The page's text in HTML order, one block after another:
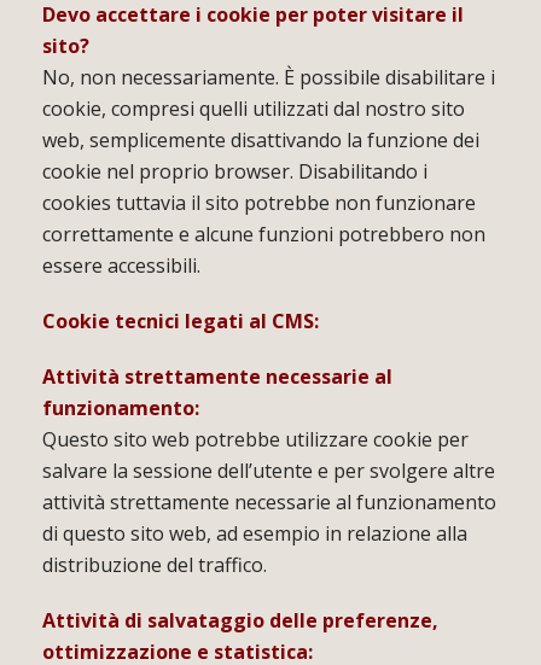
Devo accettare i cookie per poter visitare il
sito?
No, non necessariamente. È possibile disabilitare i
cookie, compresi quelli utilizzati dal nostro sito
web, semplicemente disattivando la funzione dei
cookie nel proprio browser. Disabilitando i
cookies tuttavia il sito potrebbe non funzionare
correttamente e alcune funzioni potrebbero non
essere accessibili.
Cookie tecnici legati al CMS:
Attività strettamente necessarie al
funzionamento:
Questo sito web potrebbe utilizzare cookie per
salvare la sessione dell’utente e per svolgere altre
attività strettamente necessarie al funzionamento
di questo sito web, ad esempio in relazione alla
distribuzione del traffico.
Attività di salvataggio delle preferenze,
ottimizzazione e statistica: